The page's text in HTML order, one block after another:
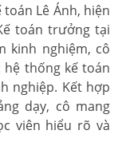
toán Lê Ánh, hiện
toán trưởng tại
kinh nghiệm, cô
thống kế toán
nghiệp. Kết hợp
dạy, cô mang
viên hiểu rõ và